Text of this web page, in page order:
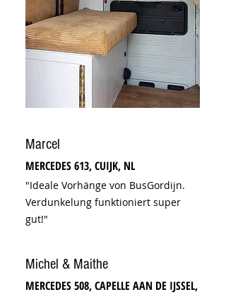
Marcel
MERCEDES 613, CUIJK, NL
"Ideale Vorhänge von BusGordijn.
Verdunkelung funktioniert super
gut!"
Michel & Maithe
MERCEDES 508, CAPELLE AAN DE IJSSEL,